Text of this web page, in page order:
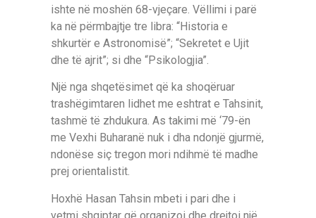
ishte në moshën 68-vjeçare. Vëllimi i parë
ka në përmbajtje tre libra: “Historia e
shkurtër e Astronomisë”; “Sekretet e Ujit
dhe të ajrit”; si dhe “Psikologjia”.
Një nga shqetësimet që ka shoqëruar
trashëgimtaren lidhet me eshtrat e Tahsinit,
tashmë të zhdukura. As takimi më ‘79-ën
me Vexhi Buharanë nuk i dha ndonjë gjurmë,
ndonëse siç tregon mori ndihmë të madhe
prej orientalistit.
Hoxhë Hasan Tahsin mbeti i pari dhe i
vetmi shqiptar që organizoi dhe drejtoi një